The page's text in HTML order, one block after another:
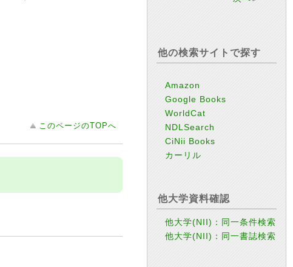
このページのTOPへ
他の検索サイトで探す
Amazon
Google Books
WorldCat
NDLSearch
CiNii Books
カーリル
他大学資料確認
他大学(NII)：同一条件検索
他大学(NII)：同一書誌検索